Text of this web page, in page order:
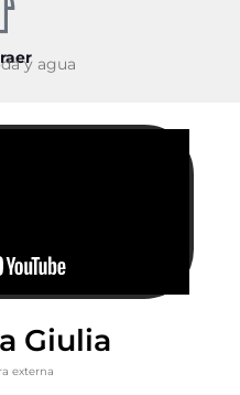
y agua
Giulia
externa